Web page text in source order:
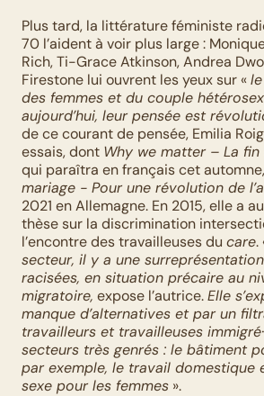
Plus tard, la littérature féministe
70 l’aident à voir plus large :
Rich, Ti-Grace Atkinson, Andrea
Firestone lui ouvrent les yeux sur «
des femmes et du couple
aujourd’hui, leur pensée est
de ce courant de pensée, Emilia
essais, dont Why we matter – La fin
qui paraîtra en français cet
mariage - Pour une révolution de
2021 en Allemagne. En 2015, elle a
thèse sur la discrimination
l’encontre des travailleuses du care.
secteur, il y a une
racisées, en situation précaire au
migratoire, expose l’autrice. Elle
manque d’alternatives et par un
travailleurs et travailleuses
secteurs très genrés : le bâtiment
par exemple, le travail domestique
sexe pour les femmes ».